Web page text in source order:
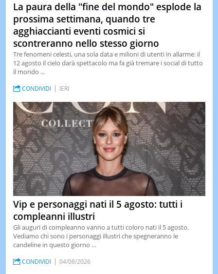
La paura della "fine del mondo" esplode la
prossima settimana, quando tre
agghiaccianti eventi cosmici si
scontreranno nello stesso giorno
Tre fenomeni celesti, una sola data e milioni di utenti in allarme: il
12 agosto il cielo darà spettacolo ma fa già tremare i social di tutto
il mondo ...
CONDIVIDI IERI
Vip e personaggi nati il 5 agosto: tutti i
compleanni illustri
Gli auguri di compleanno vanno a tutti coloro nati il 5 agosto.
Vediamo chi sono i personaggi illustri che spegneranno le
candeline in questo giorno ...
CONDIVIDI 04/08/2026